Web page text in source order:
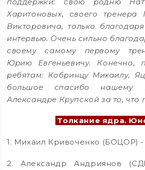
Харитоновых, своего тренера
Викторовича, только
интервью. Очень сильно
своему самому первому
Юрию Евгеньевичу. Конечно,
ребятам: Кобринцу Михаилу,
большое спасибо нашему
Александре Крупской за то, что
Толкание ядра.
1. Михаил Кривоченко (БОЦОР) -
2. Александр Андриянов